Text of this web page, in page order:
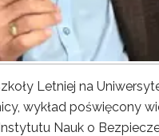
Letniej na
wykład poświęcony
Nauk o